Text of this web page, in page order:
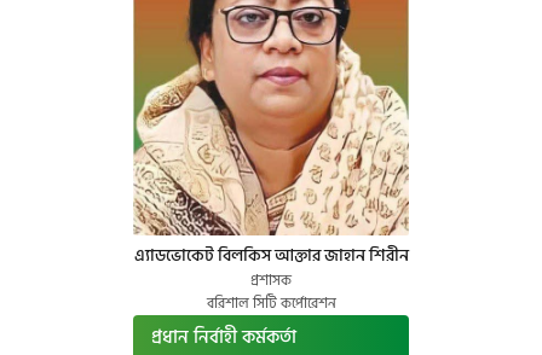
এ্যাডভোকেট বিলকিস আক্তার জাহান শিরীন
প্রশাসক
বরিশাল সিটি কর্পোরেশন
প্রধান নির্বাহী কর্মকর্তা